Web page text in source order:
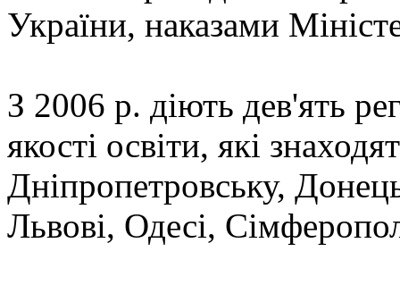
України, наказами
З 2006 р. діють дев'ять
якості освіти, які
Дніпропетровську,
Львові, Одесі,